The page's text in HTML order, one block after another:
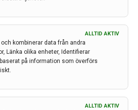
ALLTID AKTIV
kombinerar data från andra
Länka olika enheter, Identifierar
på information som överförs
ALLTID AKTIV